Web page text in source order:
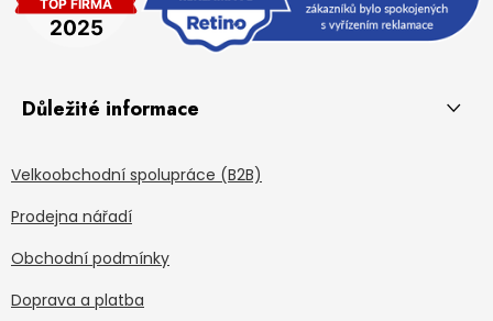
Důležité informace
Velkoobchodní spolupráce (B2B)
Prodejna nářadí
Obchodní podmínky
Doprava a platba